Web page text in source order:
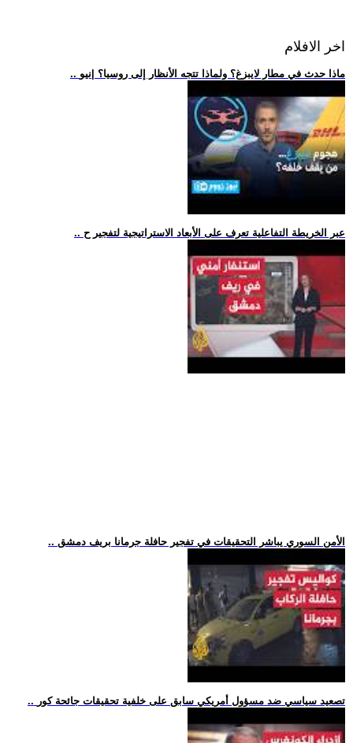
اخر الافلام
.. ماذا حدث في مطار لايبزغ؟ ولماذا تتجه الأنظار إلى روسيا؟ |نيو
.. عبر الخريطة التفاعلية تعرف على الأبعاد الاستراتيجية لتفجير ح
.. الأمن السوري يباشر التحقيقات في تفجير حافلة جرمانا بريف دمشق
.. تصعيد سياسي ضد مسؤول أمريكي سابق على خلفية تحقيقات جائحة كور